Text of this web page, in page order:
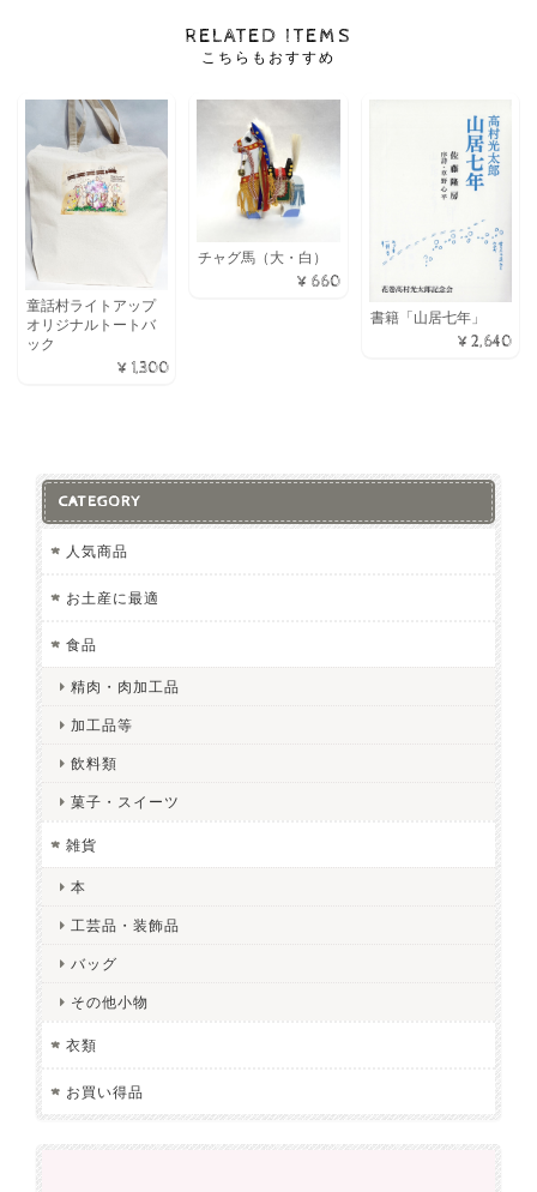
RELATED ITEMS
こちらもおすすめ
童話村ライトアップ
オリジナルトートバ
ック
¥1,300
チャグ馬（大・白）
¥660
書籍「山居七年」
¥2,640
CATEGORY
人気商品
お土産に最適
食品
精肉・肉加工品
加工品等
飲料類
菓子・スイーツ
雑貨
本
工芸品・装飾品
バッグ
その他小物
衣類
お買い得品